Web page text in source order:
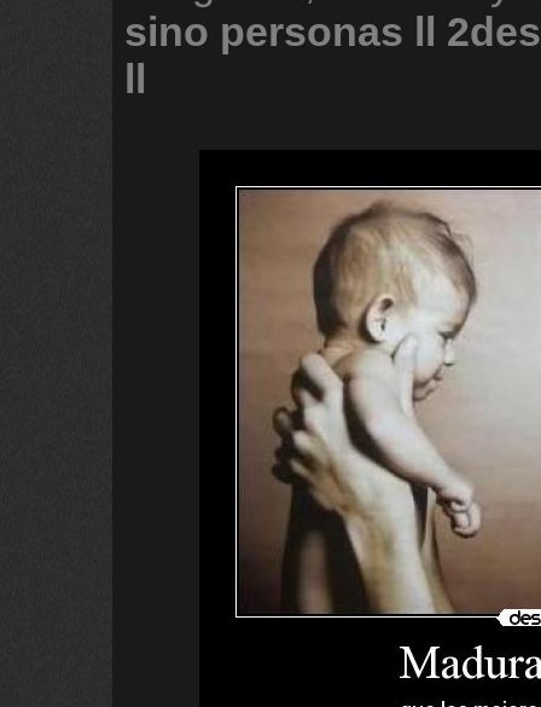
sino personas ll
ll